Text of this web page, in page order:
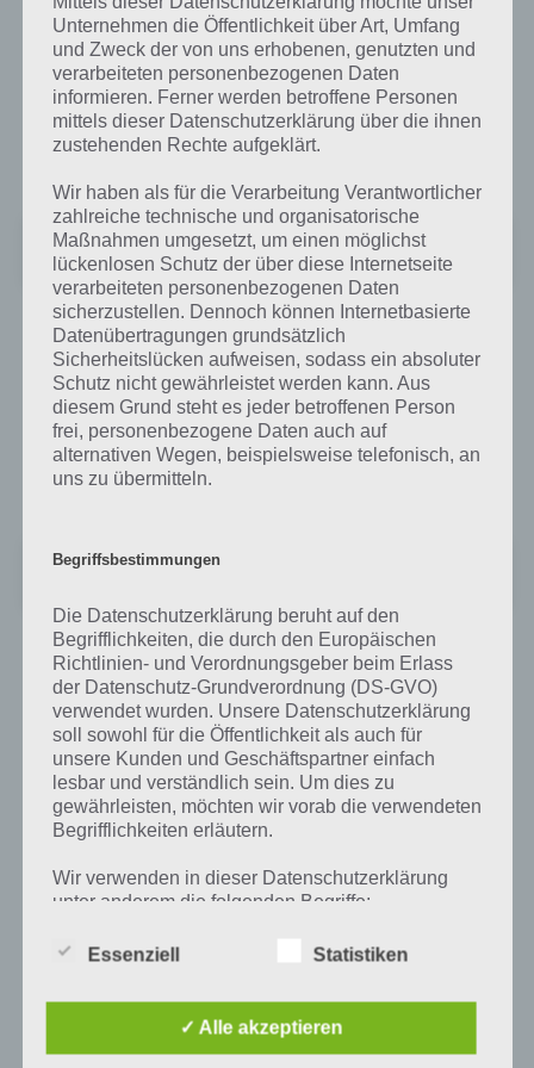
Bakery Story für Android im Google Play
Store
Geällt dir unsere heutige App des Tages Bakery Story, dann gehe
schnell in den Google Play Store und lad dir das kostenlose Spiel
Bakery Story™
Preis: Kostenlos
Bakery Story für iPhone, iPad und iPod
Touch im iTunes App Store
Wenn du Bakery Story für dein Apple Gerät haben möchtest,
besuche einfach den iTunes App Store und lade dir Bakery Story
kostenlos herunter:
Bakery Story
Auf WhatsApp teilen Teilen auf Facebook
Tweet auf Twitter
Mehr Artikel hier auf Touchportal
Unternehmen die Öffentlichkeit über Art, Umfang
und Zweck der von uns erhobenen, genutzten und
verarbeiteten personenbezogenen Daten
informieren. Ferner werden betroffene Personen
mittels dieser Datenschutzerklärung über die ihnen
zustehenden Rechte aufgeklärt.
Wir haben als für die Verarbeitung Verantwortlicher
zahlreiche technische und organisatorische
Maßnahmen umgesetzt, um einen möglichst
lückenlosen Schutz der über diese Internetseite
verarbeiteten personenbezogenen Daten
sicherzustellen. Dennoch können Internetbasierte
Datenübertragungen grundsätzlich
Sicherheitslücken aufweisen, sodass ein absoluter
Schutz nicht gewährleistet werden kann. Aus
diesem Grund steht es jeder betroffenen Person
frei, personenbezogene Daten auch auf
alternativen Wegen, beispielsweise telefonisch, an
uns zu übermitteln.
Begriffsbestimmungen
Die Datenschutzerklärung beruht auf den
Begrifflichkeiten, die durch den Europäischen
Richtlinien- und Verordnungsgeber beim Erlass
der Datenschutz-Grundverordnung (DS-GVO)
verwendet wurden. Unsere Datenschutzerklärung
soll sowohl für die Öffentlichkeit als auch für
unsere Kunden und Geschäftspartner einfach
lesbar und verständlich sein. Um dies zu
gewährleisten, möchten wir vorab die verwendeten
Begrifflichkeiten erläutern.
Wir verwenden in dieser Datenschutzerklärung
unter anderem die folgenden Begriffe:
Personenbezogene Daten sind alle
Essenziell Statistiken
✓ Alle akzeptieren